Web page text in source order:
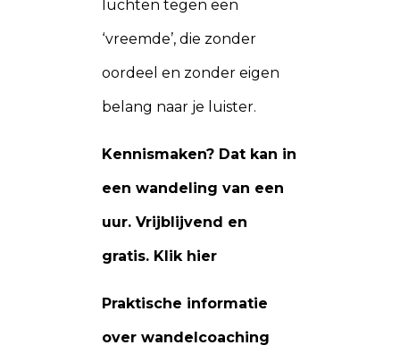
luchten tegen een
‘vreemde’, die zonder
oordeel en zonder eigen
belang naar je luister.
Kennismaken? Dat kan in
een wandeling van een
uur. Vrijblijvend en
gratis. Klik hier
Praktische informatie
over wandelcoaching